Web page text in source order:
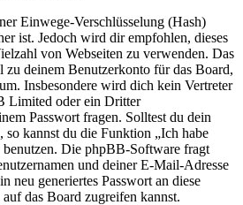
Einwege-Verschlüsselung (Hash)
ist. Jedoch wird dir empfohlen, dieses
von Webseiten zu verwenden. Das
zu deinem Benutzerkonto für das Board,
Insbesondere wird dich kein Vertreter
Limited oder ein Dritter
Passwort fragen. Solltest du dein
so kannst du die Funktion „Ich habe
benutzen. Die phpBB-Software fragt
und deiner E-Mail-Adresse
neu generiertes Passwort an diese
das Board zugreifen kannst.